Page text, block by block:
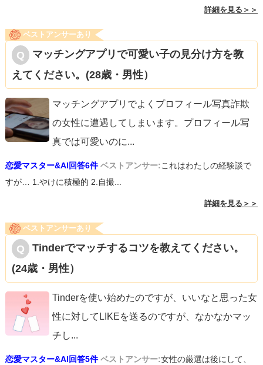
詳細を見る＞＞
ベストアンサーあり
マッチングアプリで可愛い子の見分け方を教
えてください。(28歳・男性）
マッチングアプリでよくプロフィール写真詐欺
の女性に遭遇してしまいます。プロフィール写
真では可愛いのに...
恋愛マスター&AI回答6件 ベストアンサー:これはわたしの経験談で
すが… 1.やけに積極的 2.自撮...
詳細を見る＞＞
ベストアンサーあり
Tinderでマッチするコツを教えてください。
(24歳・男性）
Tinderを使い始めたのですが、いいなと思った女
性に対してLIKEを送るのですが、なかなかマッ
チし...
恋愛マスター&AI回答5件 ベストアンサー:女性の厳選は後にして、